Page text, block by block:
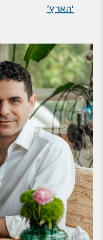
׳הארץ׳